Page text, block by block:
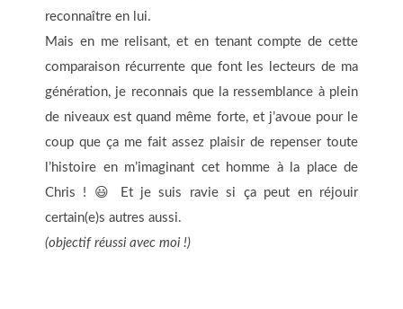
reconnaître en lui.
Mais en me relisant, et en tenant compte de cette
comparaison récurrente que font les lecteurs de ma
génération, je reconnais que la ressemblance à plein
de niveaux est quand même forte, et j’avoue pour le
coup que ça me fait assez plaisir de repenser toute
l’histoire en m’imaginant cet homme à la place de
Chris ! 😃 Et je suis ravie si ça peut en réjouir
certain(e)s autres aussi.
(objectif réussi avec moi !)